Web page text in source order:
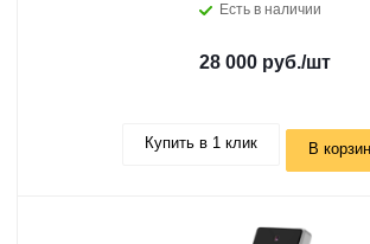
Есть в наличии
28 000 руб./шт
Купить в 1 клик В